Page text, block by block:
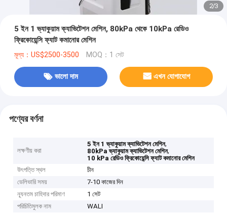
2/3
5 ইন 1 ভ্যাকুয়াম ক্যাভিটেশন মেশিন, 80kPa থেকে 10kPa রেডিও
ফ্রিকোয়েন্সি ফ্যাট কমানোর মেশিন
মূল্য：US$2500-3500 MOQ：1 সেট
ভালো দাম এখন যোগাযোগ
পণ্যের বর্ণনা
লক্ষণীয় করা
5 ইন 1 ভ্যাকুয়াম ক্যাভিটেশন মেশিন,
80kPa ভ্যাকুয়াম ক্যাভিটেশন মেশিন,
10 kPa রেডিও ফ্রিকোয়েন্সি ফ্যাট কমানোর মেশিন
উৎপত্তি স্থল
চীন
ডেলিভারি সময়
7-10 কাজের দিন
ন্যূনতম চাহিদার পরিমাণ
1 সেট
পরিচিতিমুলক নাম
WALI